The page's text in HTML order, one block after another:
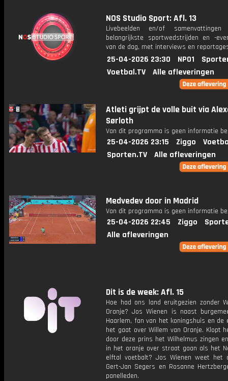
NOS Studio Sport: Afl. 13
Livebeelden en/of
belangrijkste sportwedstrijden en -
van de dag, met interviews en
25-04-2026 23:30 NPO1
Voetbal.TV
Alle afleveringen
Atleti grijpt de volle buit via
Sørloth
Van dit programma is geen informatie
25-04-2026 23:15 Ziggo
Sporten.TV
Alle afleveringen
Medvedev door in Madrid
Van dit programma is geen informatie
25-04-2026 22:45 Ziggo
Alle afleveringen
Dit is de week: Afl. 15
Hoe had ons land eruitgezien zonder
Oranje? Jos Wienen is naast
Haarlem, fan van het koningshuis en de
het gaat over Willem van Oranje. Klopt
door deze prins het Wilhelmus zingen
in het oranje over straat gaan als het
elftal voetbalt? Jos Wienen weet het
Gert-Jan Segers en Rosanne
panelleden.